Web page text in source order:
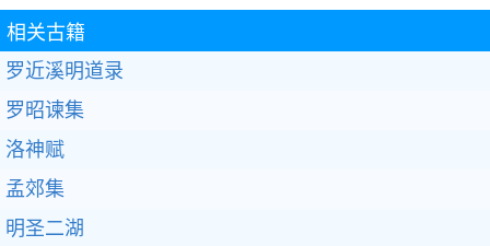
相关古籍
罗近溪明道录
罗昭谏集
洛神赋
孟郊集
明圣二湖